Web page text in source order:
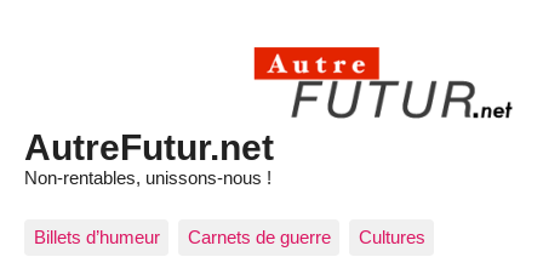
AutreFutur.net
Non-rentables, unissons-nous !
Billets d’humeur Carnets de guerre Cultures